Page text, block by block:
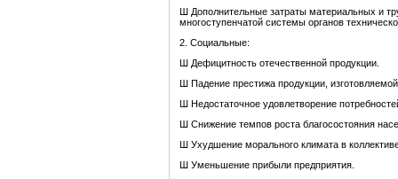
Ш Дополнительные затраты материальных и
многоступенчатой системы органов
2. Социальные:
Ш Дефицитность отечественной продукции.
Ш Падение престижа продукции,
Ш Недостаточное удовлетворение
Ш Снижение темпов роста благосостояния
Ш Ухудшение морального климата в
Ш Уменьшение прибыли предприятия.